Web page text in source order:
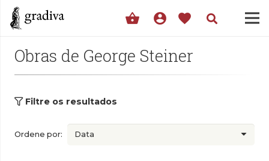
shopping_basket account_circle favorite
Obras de George Steiner
Filtre os resultados
Ordene por: